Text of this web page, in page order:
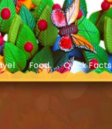
Food Quick Facts